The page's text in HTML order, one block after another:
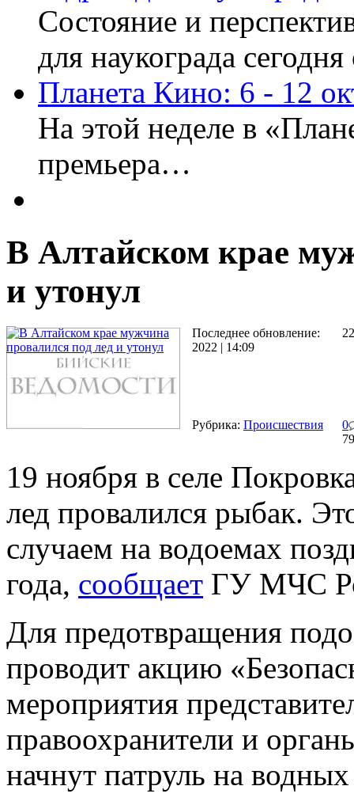
Состояние и
для наукограда
Планета Кино: 6 - 12
На этой неделе в
премьера…
В Алтайском крае
и утонул
Последнее обновление:
2022 | 14:09
Рубрика: Происшествия
0
19 ноября в селе
лед провалился рыбак.
случаем на водоемах
года, сообщает ГУ МЧС
Для предотвращения
проводит акцию
мероприятия
правоохранители и
начнут патруль на